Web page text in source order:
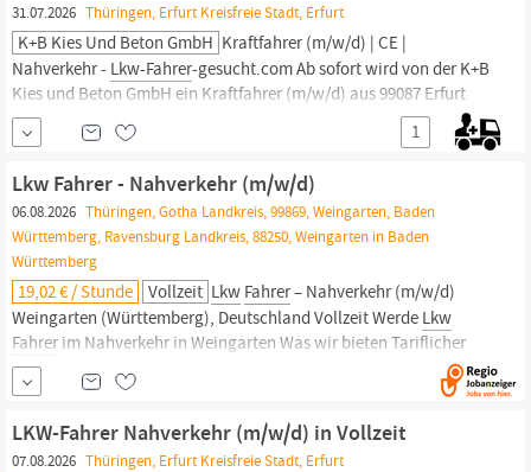
31.07.2026 Thüringen, Erfurt Kreisfreie Stadt, Erfurt
K+B Kies Und Beton GmbH Kraftfahrer (m/w/d) | CE |
Nahverkehr - Lkw-Fahrer-gesucht.com Ab sofort wird von der K+B
Kies und Beton GmbH ein Kraftfahrer (m/w/d) aus 99087 Erfurt
und Umgebung gesucht. In einer Minute bewerben --> https:/
lkw-
fahrer
-gesucht.comalleskralle/ K+B Kies und Beton GmbH Als Teil
der Unternehmensgruppe Naumann ist die
1
Lkw Fahrer - Nahverkehr (m/w/d)
06.08.2026 Thüringen, Gotha Landkreis, 99869, Weingarten, Baden
Württemberg, Ravensburg Landkreis, 88250, Weingarten in Baden
Württemberg
19,02 € / Stunde Vollzeit Lkw Fahrer– Nahverkehr (m/w/d)
Weingarten (Württemberg), Deutschland Vollzeit Werde Lkw
Fahrer im Nahverkehr in Weingarten Was wir bieten Tariflicher
Stundenlohn ab 19,02 € inkl. 50% Weihnachtsgeld und regionale
Arbeitsmarktzulage + 25% Nachtzulage steuerfrei schon ab 20:00
LKW-Fahrer Nahverkehr (m/w/d) in Vollzeit
07.08.2026 Thüringen, Erfurt Kreisfreie Stadt, Erfurt